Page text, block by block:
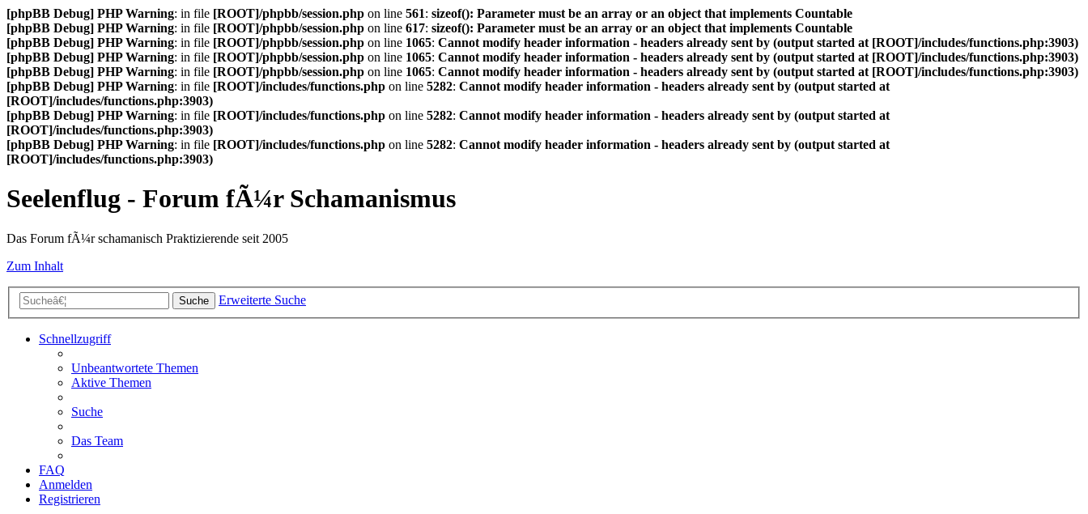
[phpBB Debug] PHP Warning: in file [ROOT]/phpbb/session.php on line 561: sizeof(): Parameter must be an array or an object that implements Countable
[phpBB Debug] PHP Warning: in file [ROOT]/phpbb/session.php on line 617: sizeof(): Parameter must be an array or an object that implements Countable
[phpBB Debug] PHP Warning: in file [ROOT]/phpbb/session.php on line 1065: Cannot modify header information - headers already sent by (output started at [ROOT]/includes/functions.php:3903)
[phpBB Debug] PHP Warning: in file [ROOT]/phpbb/session.php on line 1065: Cannot modify header information - headers already sent by (output started at [ROOT]/includes/functions.php:3903)
[phpBB Debug] PHP Warning: in file [ROOT]/phpbb/session.php on line 1065: Cannot modify header information - headers already sent by (output started at [ROOT]/includes/functions.php:3903)
[phpBB Debug] PHP Warning: in file [ROOT]/includes/functions.php on line 5282: Cannot modify header information - headers already sent by (output started at
[ROOT]/includes/functions.php:3903)
[phpBB Debug] PHP Warning: in file [ROOT]/includes/functions.php on line 5282: Cannot modify header information - headers already sent by (output started at
[ROOT]/includes/functions.php:3903)
[phpBB Debug] PHP Warning: in file [ROOT]/includes/functions.php on line 5282: Cannot modify header information - headers already sent by (output started at
[ROOT]/includes/functions.php:3903)
Seelenflug - Forum fÃ¼r Schamanismus
Das Forum fÃ¼r schamanisch Praktizierende seit 2005
Zum Inhalt
Suche Erweiterte Suche
Schnellzugriff
Unbeantwortete Themen
Aktive Themen
Suche
Das Team
FAQ
Anmelden
Registrieren